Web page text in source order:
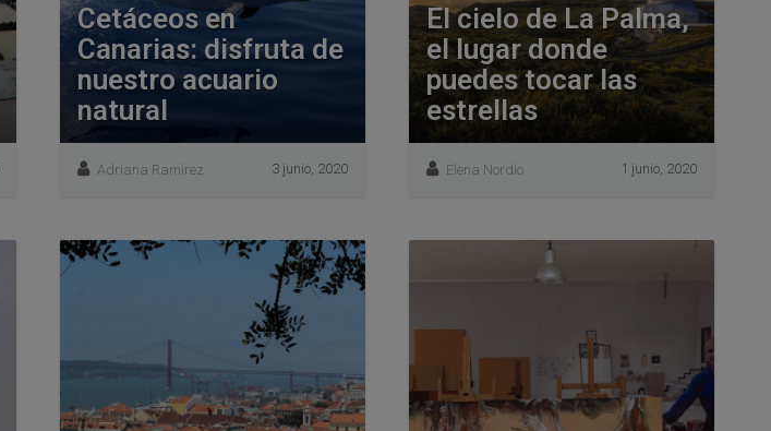
Cetáceos en
Canarias: disfruta de
nuestro acuario
natural
Adriana Ramírez 3 junio, 2020
El cielo de La Palma,
el lugar donde
puedes tocar las
estrellas
Elena Nordio 1 junio, 2020